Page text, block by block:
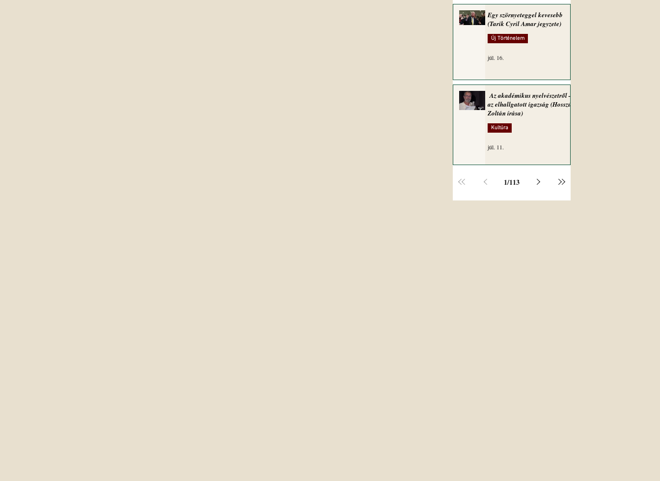
Egy szörnyeteggel kevesebb
(Tarik Cyril Amar jegyzete)
Új Történelem
júl. 16.
Az akadémikus nyelvészetről –
az elhallgatott igazság (Hosszú
Zoltán írása)
Kultúra
júl. 11.
1/113